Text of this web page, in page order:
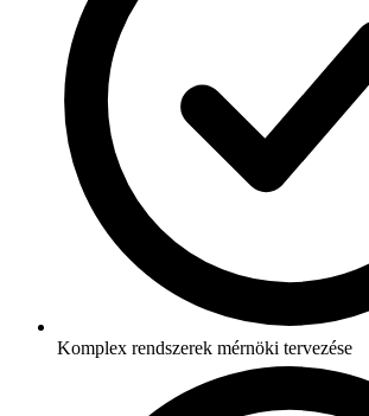
Komplex rendszerek mérnöki tervezése